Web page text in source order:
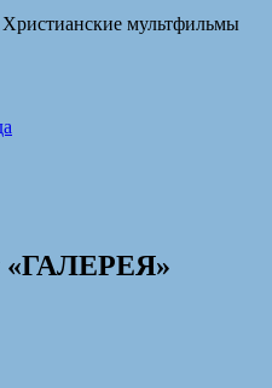
мультфильмы
«ГАЛЕРЕЯ»